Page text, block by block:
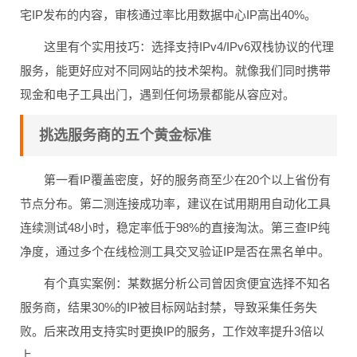
宅IP发布的内容，审核通过率比用数据中心IP高出40%。
这里有个实用技巧：选择支持IPv4/IPv6双栈协议的代理
服务，能更好应对不同网站的技术架构。就像我们同时携带
现金和电子工具出门，遇到任何场景都能从容应对。
挑选服务商的五个黄金标准
第一看IP覆盖密度，好的服务商至少在20个以上省份有
节点分布。第二测连接成功率，建议在试用期用自动化工具
连续测试48小时，稳定率低于98%的直接淘汰。第三查IP纯
净度，通过多个在线检测工具交叉验证IP是否在黑名单中。
有个真实案例：某数据分析公司曾因贪便宜选择不知名
服务商，结果30%的IP被目标网站封禁，导致采集任务失
败。后来改用支持实时更换IP的服务，工作效率提升3倍以